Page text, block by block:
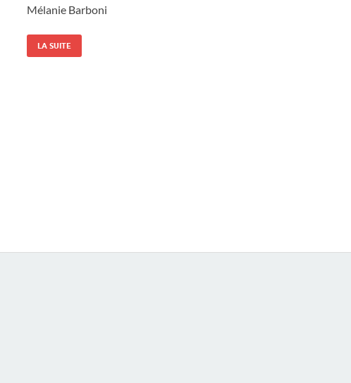
Mélanie Barboni
LA SUITE